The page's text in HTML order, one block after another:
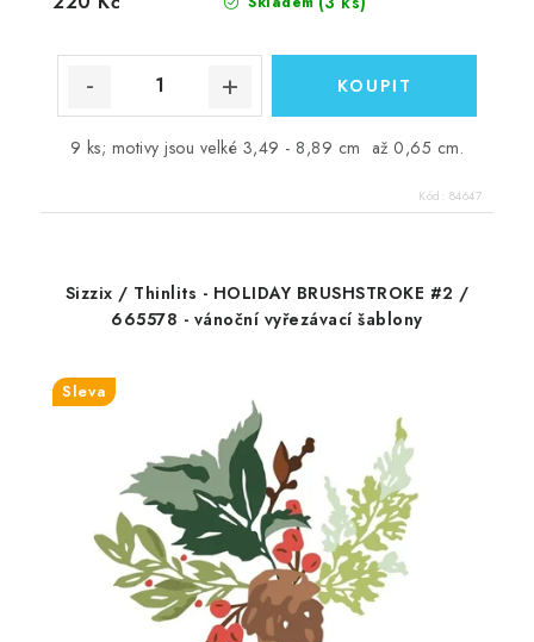
9 ks; motivy jsou velké 3,49 - 8,89 cm až 0,65 cm.
Kód: 84647
Sizzix / Thinlits - HOLIDAY BRUSHSTROKE #2 /
665578 - vánoční vyřezávací šablony
Sleva